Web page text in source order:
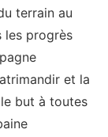
terrain au
les progrès
et la
but à toutes